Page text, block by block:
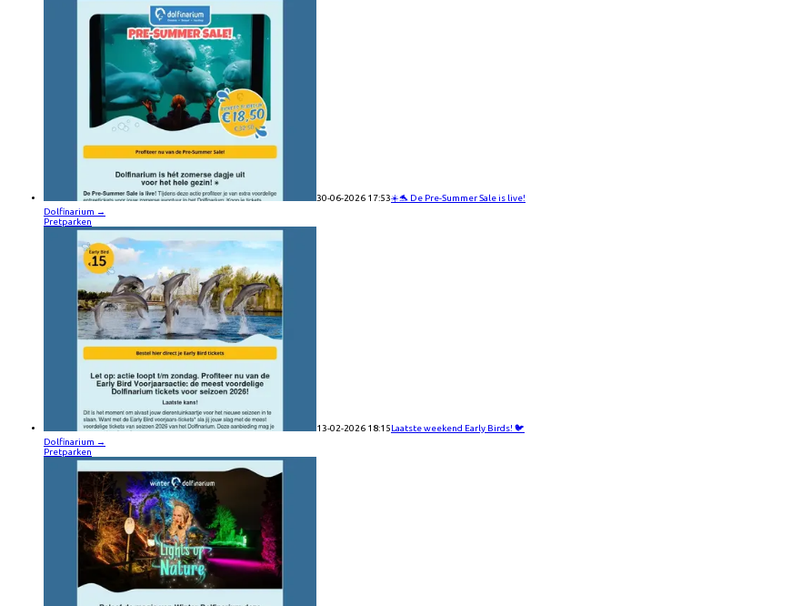
30-06-2026 17:53☀️🐬 De Pre-Summer Sale is live!
Dolfinarium →
Pretparken
13-02-2026 18:15Laatste weekend Early Birds! 🐦
Dolfinarium →
Pretparken